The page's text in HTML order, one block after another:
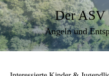
Der ASV
Angeln und